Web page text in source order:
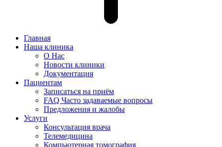
Главная
Наша клиника
О Нас
Новости клиники
Документация
Пациентам
Записаться на приём
FAQ Часто задаваемые вопросы
Предложения и жалобы
Услуги
Консультация врача
Телемедицина
Компьютерная томография